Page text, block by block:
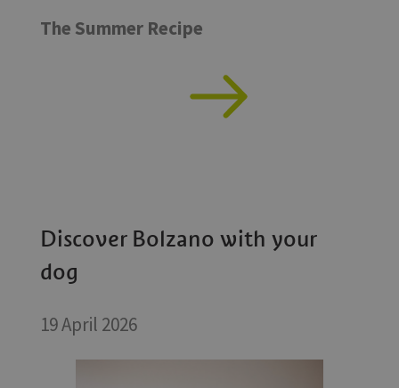
The Summer Recipe
Discover Bolzano with your
dog
19 April 2026